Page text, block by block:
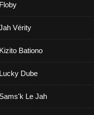
Vérity
Bationo
Dube
Le Jah